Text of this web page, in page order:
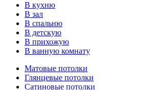
В кухню
В зал
В спальню
В детскую
В прихожую
В ванную комнату
Матовые потолки
Глянцевые потолки
Сатиновые потолки